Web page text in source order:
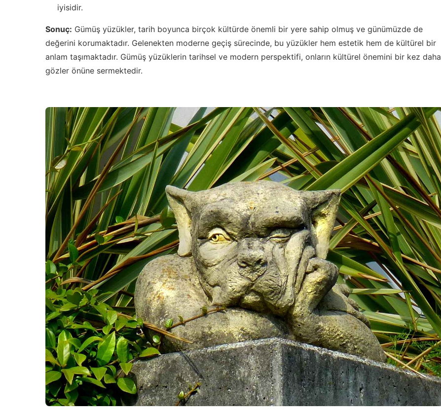
iyisidir.
Sonuç: Gümüş yüzükler, tarih boyunca birçok kültürde önemli bir yere sahip olmuş ve günümüzde de
değerini korumaktadır. Gelenekten moderne geçiş sürecinde, bu yüzükler hem estetik hem de kültürel bir
anlam taşımaktadır. Gümüş yüzüklerin tarihsel ve modern perspektifi, onların kültürel önemini bir kez daha
gözler önüne sermektedir.